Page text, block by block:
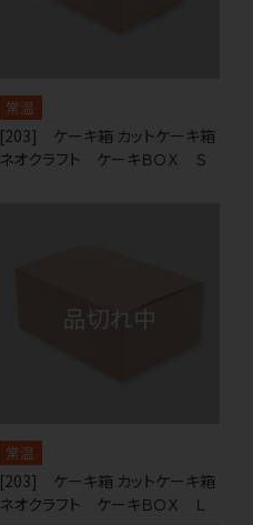
常温
[203] ケーキ箱 カットケーキ箱
ネオクラフト ケーキＢＯＸ Ｓ
常温
[203] ケーキ箱 カットケーキ箱
ネオクラフト ケーキＢＯＸ Ｌ